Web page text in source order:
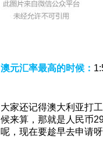
澳元汇率最高的时候：
大家还记得澳大利亚打
候来算，那就是人民币
呢，现在要趁早去申请